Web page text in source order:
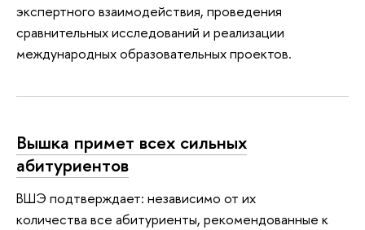
экспертного взаимодействия, проведения
сравнительных исследований и реализации
международных образовательных проектов.
Вышка примет всех сильных
абитуриентов
ВШЭ подтверждает: независимо от их
количества все абитуриенты, рекомендованные к